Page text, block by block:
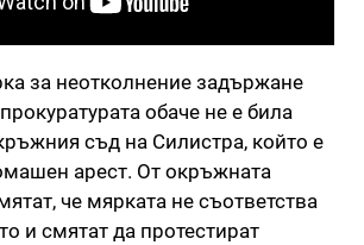
за неотколнение задържане
обаче не е била
съд на Силистра, който е
арест. От окръжната
че мярката не съответства
и смятат да протестират